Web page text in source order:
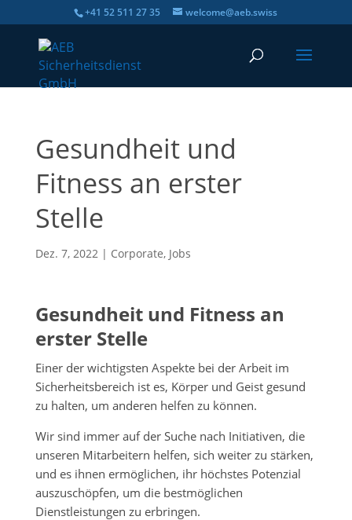
+41 52 511 27 35 welcome@aeb.swiss
Gesundheit und
Fitness an erster
Stelle
Dez. 7, 2022| Corporate, Jobs
Gesundheit und Fitness an
erster Stelle
Einer der wichtigsten Aspekte bei der Arbeit im
Sicherheitsbereich ist es, Körper und Geist gesund
zu halten, um anderen helfen zu können.
Wir sind immer auf der Suche nach Initiativen, die
unseren Mitarbeitern helfen, sich weiter zu stärken,
und es ihnen ermöglichen, ihr höchstes Potenzial
auszuschöpfen, um die bestmöglichen
Dienstleistungen zu erbringen.